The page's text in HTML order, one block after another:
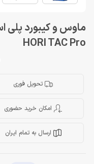
HORI TAC Pro
تحویل فوری
امکان خرید حضوری
ارسال به تمام ایران